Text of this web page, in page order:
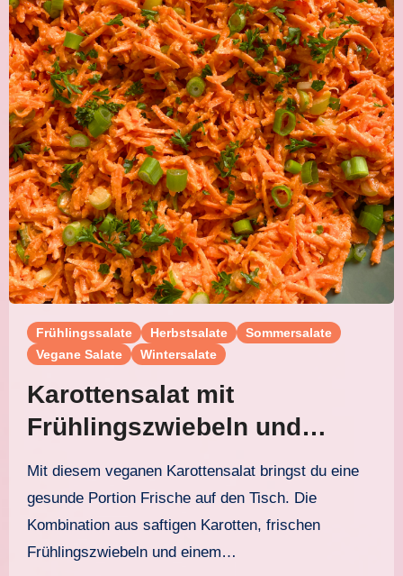
Frühlingssalate Herbstsalate
Sommersalate
Vegane Salate
Wintersalate
Karottensalat mit
Frühlingszwiebeln und
Joghurtdressing
Mit diesem veganen Karottensalat bringst du eine
gesunde Portion Frische auf den Tisch. Die
Kombination aus saftigen Karotten, frischen
Frühlingszwiebeln und einem…